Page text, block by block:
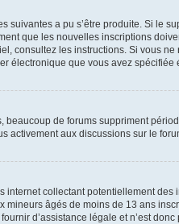
a pu s’être produite. Si le
que les nouvelles inscriptions
consultez les instructions. Si vous
que vous avez spécifiée
de forums suppriment
activement aux discussions sur le
collectant potentiellement
âgés de moins de 13 ans
d’assistance légale et n’est